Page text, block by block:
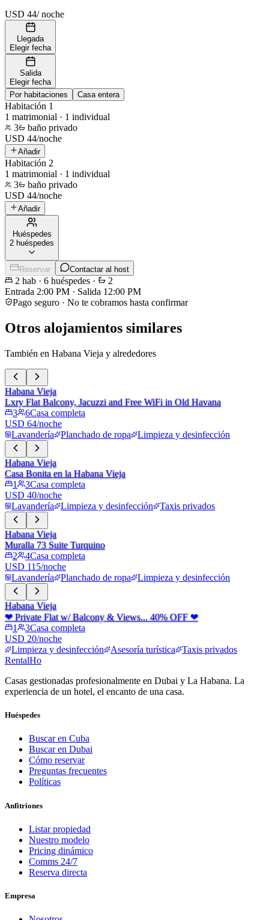
USD 44/noche
Llegada
Elegir fecha
Salida
Elegir fecha
Por habitaciones
Casa entera
Habitación 1
1 matrimonial · 1 individual
3
baño privado
USD 44/noche
Añadir
Habitación 2
1 matrimonial · 1 individual
3
baño privado
USD 44/noche
Añadir
Huéspedes
2 huéspedes
Reservar Contactar al host
2 hab · 6 huéspedes ·
2
Entrada 2:00 PM · Salida 12:00 PM
Pago seguro · No te cobramos hasta confirmar
Otros alojamientos similares
También en Habana Vieja y alrededores
Habana Vieja
Lxry Flat Balcony, Jacuzzi and Free WiFi in Old Havana
3
6Casa completa
USD 64/noche
Lavandería
Planchado de ropa Limpieza y desinfección
Habana Vieja
Casa Bonita en la Habana Vieja
1
3Casa completa
USD 40/noche
Lavandería
Limpieza y desinfección Taxis privados
Habana Vieja
Muralla 73 Suite Turquino
2
4Casa completa
USD 115/noche
Lavandería
Planchado de ropa Limpieza y desinfección
Habana Vieja
❤ Private Flat w/ Balcony & Views... 40% OFF ❤
1
3Casa completa
USD 20/noche
Limpieza y desinfección
Asesoría turística
Taxis privados
RentalHo
Casas gestionadas profesionalmente en Dubai y La Habana. La
experiencia de un hotel, el encanto de una casa.
Huéspedes
Buscar en Cuba
Buscar en Dubai
Cómo reservar
Preguntas frecuentes
Políticas
Anfitriones
Listar propiedad
Nuestro modelo
Pricing dinámico
Comms 24/7
Reserva directa
Empresa